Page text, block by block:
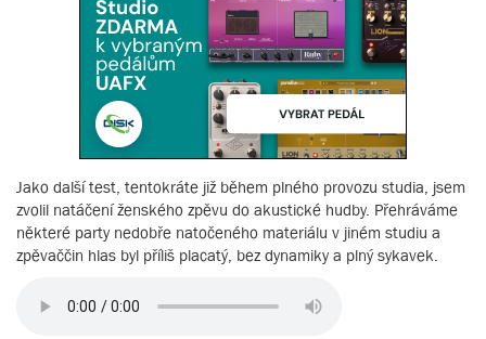
Jako další test, tentokráte již během plného provozu studia, jsem
zvolil natáčení ženského zpěvu do akustické hudby. Přehráváme
některé party nedobře natočeného materiálu v jiném studiu a
zpěvaččin hlas byl příliš placatý, bez dynamiky a plný sykavek.